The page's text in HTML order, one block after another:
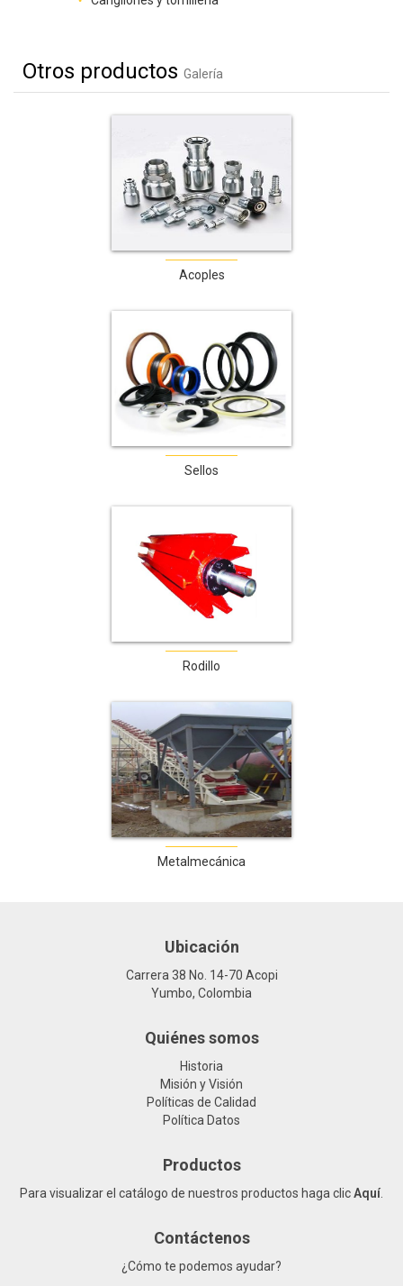
Otros productos Galería
Acoples
Sellos
Rodillo
Metalmecánica
Ubicación
Carrera 38 No. 14-70 Acopi
Yumbo, Colombia
Quiénes somos
Historia
Misión y Visión
Políticas de Calidad
Política Datos
Productos
Para visualizar el catálogo de nuestros productos haga clicAquí.
Contáctenos
¿Cómo te podemos ayudar?